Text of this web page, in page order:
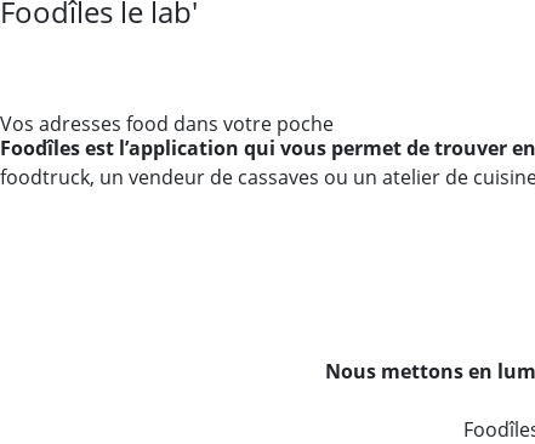
Foodîles le lab'
Vos adresses food dans votre poche
Foodîles est l’application qui vous permet de trouver
foodtruck, un vendeur de cassaves ou un atelier de
Nous mettons en